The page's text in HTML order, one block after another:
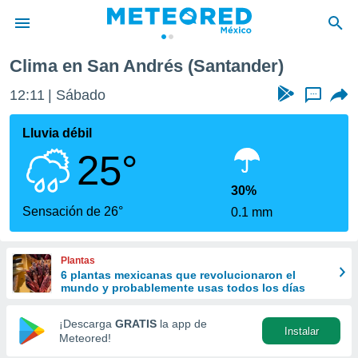
de
ha sido
para
que se
calidad.
a este
las
y
forma
digital
basada
Clima en San Andrés (Santander)
12:11 Sábado ...
Lluvia débil
25°
Sensación de 26°
30%
0.1 mm
Plantas
6 plantas mexicanas que revolucionaron el
mundo y probablemente usas todos los días
¡Descarga GRATIS la app de
Meteored!
Instalar